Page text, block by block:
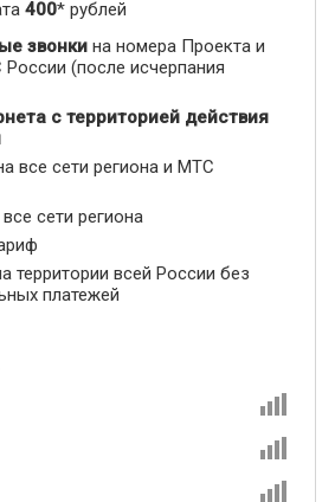
400* рублей
звонки на номера Проекта и
(после исчерпания
с территорией действия
все сети региона и МТС
сети региона
территории всей России без
платежей